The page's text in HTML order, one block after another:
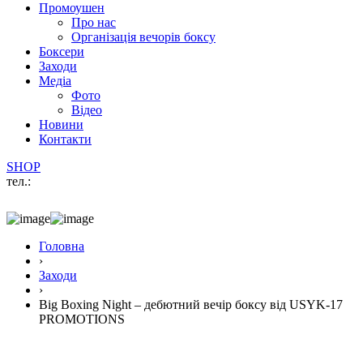
Промоушен
Про нас
Організація вечорів боксу
Боксери
Заходи
Медіа
Фото
Відео
Новини
Контакти
SHOP
тел.:
Головна
›
Заходи
›
Big Boxing Night – дебютний вечір боксу від USYK-17
PROMOTIONS